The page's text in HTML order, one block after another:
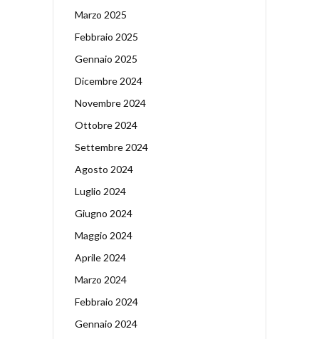
Marzo 2025
Febbraio 2025
Gennaio 2025
Dicembre 2024
Novembre 2024
Ottobre 2024
Settembre 2024
Agosto 2024
Luglio 2024
Giugno 2024
Maggio 2024
Aprile 2024
Marzo 2024
Febbraio 2024
Gennaio 2024